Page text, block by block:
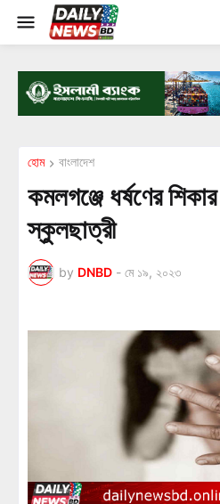
হোম বাংলাদেশ
কমলগঞ্জে ধর্ষণের
স্কুলছাত্রী
by DNBD - মে ১৯, ২০২৩